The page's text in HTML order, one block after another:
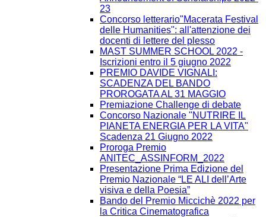
23
Concorso letterario"Macerata Festival
delle Humanities": all'attenzione dei
docenti di lettere del plesso
MAST SUMMER SCHOOL 2022 -
Iscrizioni entro il 5 giugno 2022
PREMIO DAVIDE VIGNALI:
SCADENZA DEL BANDO
PROROGATA AL 31 MAGGIO
Premiazione Challenge di debate
Concorso Nazionale "NUTRIRE IL
PIANETA ENERGIA PER LA VITA"
Scadenza 21 Giugno 2022
Proroga Premio
ANITEC_ASSINFORM_2022
Presentazione Prima Edizione del
Premio Nazionale “LE ALI dell’Arte
visiva e della Poesia”
Bando del Premio Miccichè 2022 per
la Critica Cinematografica